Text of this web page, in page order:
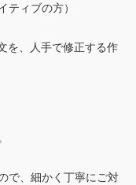
ティブの方）
人手で修正する作
で、細かく丁寧にご対